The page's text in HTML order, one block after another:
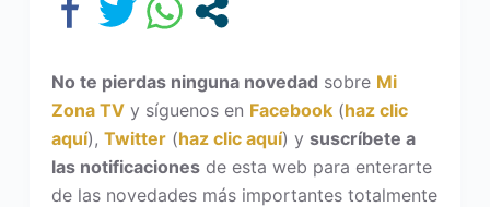
No te pierdas ninguna novedad sobre Mi
Zona TVy síguenos en Facebook(haz clic
aquí), Twitter(haz clic aquí) y suscríbete a
las notificacionesde esta web para enterarte
de las novedades más importantes totalmente